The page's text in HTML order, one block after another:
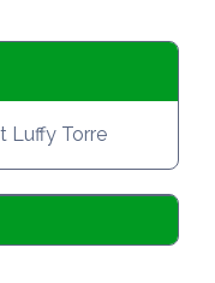
Luffy Torre